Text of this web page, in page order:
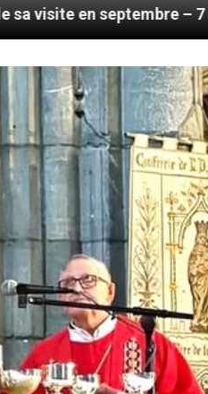
– 7 titres, vendredi